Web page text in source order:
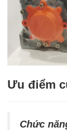
Ưu điểm
Chức